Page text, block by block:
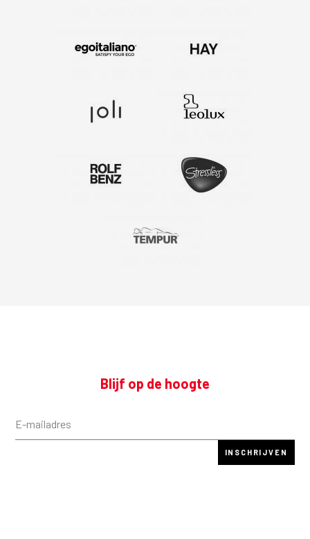
Blijf op de hoogte